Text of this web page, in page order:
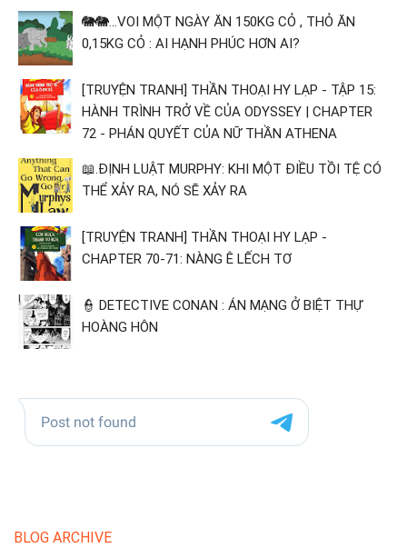
🐘🐘...VOI MỘT NGÀY ĂN 150KG CỎ , THỎ ĂN
0,15KG CỎ : AI HẠNH PHÚC HƠN AI?
[TRUYỆN TRANH] THẦN THOẠI HY LẠP - TẬP 15:
HÀNH TRÌNH TRỞ VỀ CỦA ODYSSEY | CHAPTER
72 - PHÁN QUYẾT CỦA NỮ THẦN ATHENA
📖.ĐỊNH LUẬT MURPHY: KHI MỘT ĐIỀU TỒI TỆ CÓ
THỂ XẢY RA, NÓ SẼ XẢY RA
[TRUYỆN TRANH] THẦN THOẠI HY LẠP -
CHAPTER 70-71: NÀNG Ê LẾCH TƠ
👮 DETECTIVE CONAN : ÁN MẠNG Ở BIỆT THỰ
HOÀNG HÔN
BLOG ARCHIVE